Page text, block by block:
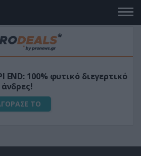
τον κήπο σου με το
Box Μίνι Αλυσοπρίονο με
λιθίου
ΤΟ